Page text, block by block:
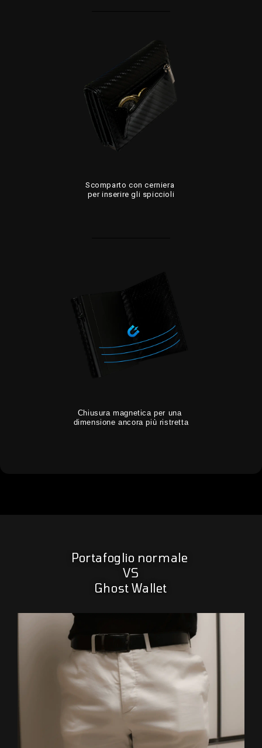
Scomparto con cerniera
per inserire gli spiccioli
Chiusura magnetica per una
dimensione ancora più ristretta
Portafoglio normale
VS
Ghost Wallet